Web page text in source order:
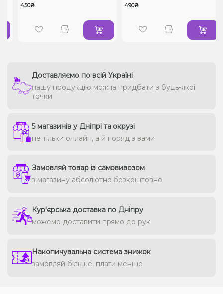
450₴ 490₴
Доставляємо по всій Україні
нашу продукцію можна придбати з будь-якої
точки
5 магазинів у Дніпрі та окрузі
не тільки онлайн, а й поряд з вами
Замовляй товар із самовивозом
з магазину абсолютно безкоштовно
Кур'єрська доставка по Дніпру
можемо доставити прямо до рук
Накопичувальна система знижок
замовляй більше, плати менше